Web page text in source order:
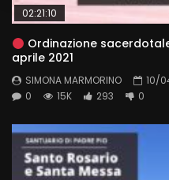
02:21:10
Ordinazione
aprile 2021
SIMONA MARMORINO
10/
0
15K 293 0